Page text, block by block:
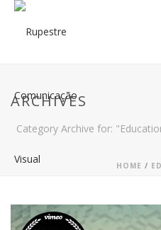
ARCHIVES
Category Archive for:
HOME /